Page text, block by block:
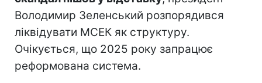
Володимир Зеленський розпорядився
ліквідувати МСЕК як структуру.
Очікується, що 2025 року запрацює
реформована система.